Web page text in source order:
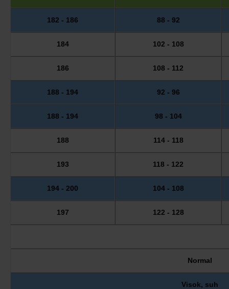
182 - 186 88 - 92
184 102 - 108
186 108 - 112
188 - 194 92 - 96
188 - 194 98 - 104
188 114 - 118
193 118 - 122
194 - 200 104 - 108
197 122 - 128
Normal
Visok, suh